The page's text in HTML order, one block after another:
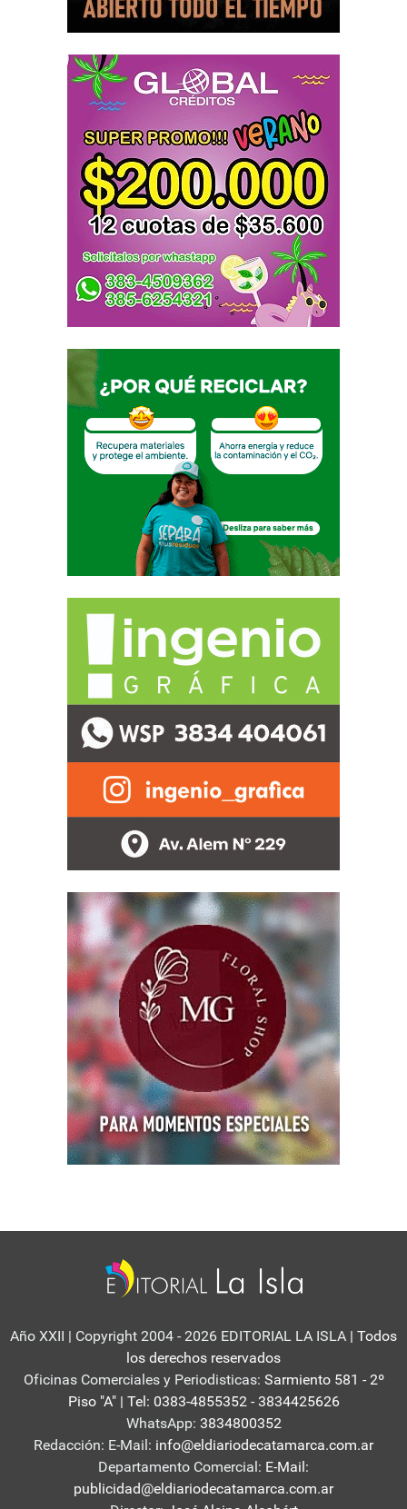
Año XXII | Copyright 2004 - 2026 EDITORIAL LA ISLA | Todos
los derechos reservados
Oficinas Comerciales y Periodisticas: Sarmiento 581 - 2º
Piso "A" | Tel: 0383-4855352 - 3834425626
WhatsApp: 3834800352
Redacción: E-Mail: info@eldiariodecatamarca.com.ar
Departamento Comercial: E-Mail:
publicidad@eldiariodecatamarca.com.ar